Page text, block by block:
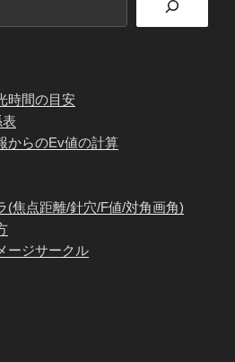
時間の目安
表
からのEv値の計算
(焦点距離/針穴/F値/対角画角)
ージサークル